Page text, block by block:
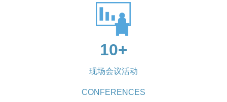
10+
现场会议活动
CONFERENCES